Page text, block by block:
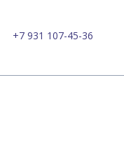
+7 931 107-45-36